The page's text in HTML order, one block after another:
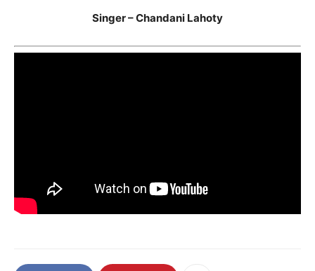
Singer – Chandani Lahoty